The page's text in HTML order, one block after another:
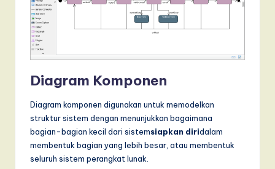
Diagram Komponen
Diagram komponen digunakan untuk memodelkan
struktur sistem dengan menunjukkan bagaimana
bagian-bagian kecil dari sistemsiapkan diridalam
membentuk bagian yang lebih besar, atau membentuk
seluruh sistem perangkat lunak.